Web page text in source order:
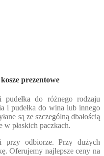
prezentowe
do różnego rodzaju
i pudełka do wina lub innego
są ze szczególną dbałością
w płaskich paczkach.
przy odbiorze. Przy dużych
Oferujemy najlepsze ceny na